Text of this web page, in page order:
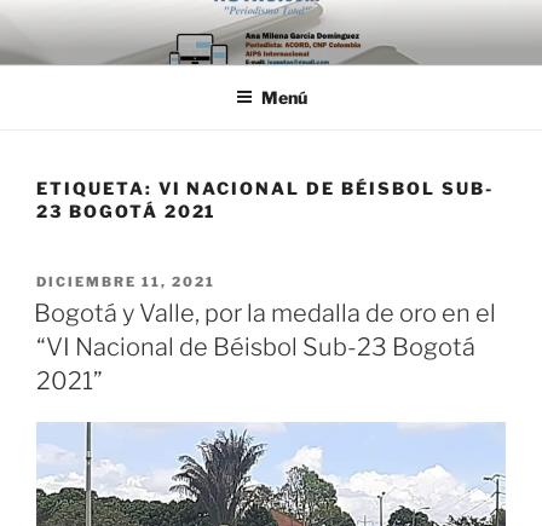
Saltar
al
contenido
Menú
ETIQUETA: VI NACIONAL DE BÉISBOL SUB-
23 BOGOTÁ 2021
PUBLICADO
EL
DICIEMBRE 11, 2021
Bogotá y Valle, por la medalla de oro en el
“VI Nacional de Béisbol Sub-23 Bogotá
2021”